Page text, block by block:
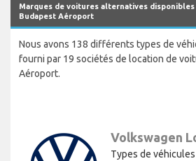
Marques de voitures alternatives
Budapest Aéroport
Nous avons 138 différents types de
fourni par 19 sociétés de location de
Aéroport.
Volkswagen
Types de véhicules